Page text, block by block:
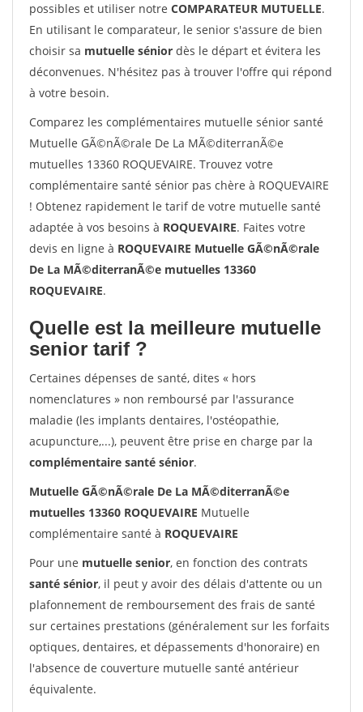
possibles et utiliser notre COMPARATEUR MUTUELLE.
En utilisant le comparateur, le senior s'assure de bien
choisir sa mutuelle sénior dès le départ et évitera les
déconvenues. N'hésitez pas à trouver l'offre qui répond
à votre besoin.
Comparez les complémentaires mutuelle sénior santé
Mutuelle GÃ©nÃ©rale De La MÃ©diterranÃ©e
mutuelles 13360 ROQUEVAIRE. Trouvez votre
complémentaire santé sénior pas chère à ROQUEVAIRE
! Obtenez rapidement le tarif de votre mutuelle santé
adaptée à vos besoins à ROQUEVAIRE. Faites votre
devis en ligne à ROQUEVAIRE Mutuelle GÃ©nÃ©rale
De La MÃ©diterranÃ©e mutuelles 13360
ROQUEVAIRE.
Quelle est la meilleure mutuelle
senior tarif ?
Certaines dépenses de santé, dites « hors
nomenclatures » non remboursé par l'assurance
maladie (les implants dentaires, l'ostéopathie,
acupuncture,...), peuvent être prise en charge par la
complémentaire santé sénior.
Mutuelle GÃ©nÃ©rale De La MÃ©diterranÃ©e
mutuelles 13360 ROQUEVAIRE Mutuelle
complémentaire santé à ROQUEVAIRE
Pour une mutuelle senior, en fonction des contrats
santé sénior, il peut y avoir des délais d'attente ou un
plafonnement de remboursement des frais de santé
sur certaines prestations (généralement sur les forfaits
optiques, dentaires, et dépassements d'honoraire) en
l'absence de couverture mutuelle santé antérieur
équivalente.